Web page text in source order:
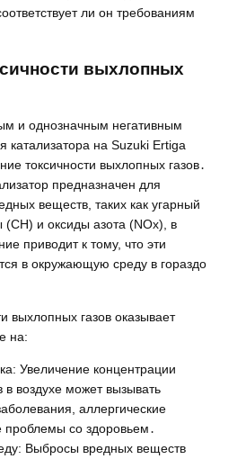
ли он требованиям
выхлопных
и однозначным негативным
катализатора на Suzuki Ertiga
токсичности выхлопных газов․
предназначен для
веществ, таких как угарный
(CH) и оксиды азота (NOx), в
приводит к тому, что эти
в окружающую среду в гораздо
выхлопных газов оказывает
на:
Увеличение концентрации
воздухе может вызывать
аллергические
проблемы со здоровьем․
Выбросы вредных веществ